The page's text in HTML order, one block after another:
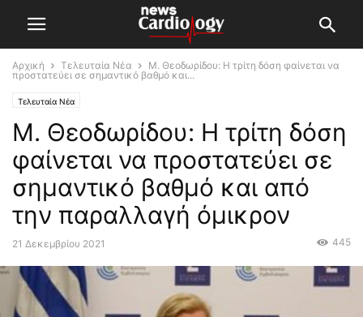
Αρχική Τελευταία Νέα
Μ. Θεοδωρίδου: Η τρίτη δόση φαίνεται να
προστατεύει σε σημαντικό βαθμό και...
Τελευταία Νέα
Μ. Θεοδωρίδου: Η τρίτη δόση
φαίνεται να προστατεύει σε
σημαντικό βαθμό και από
την παραλλαγή όμικρον
21 Δεκεμβρίου 2021 445